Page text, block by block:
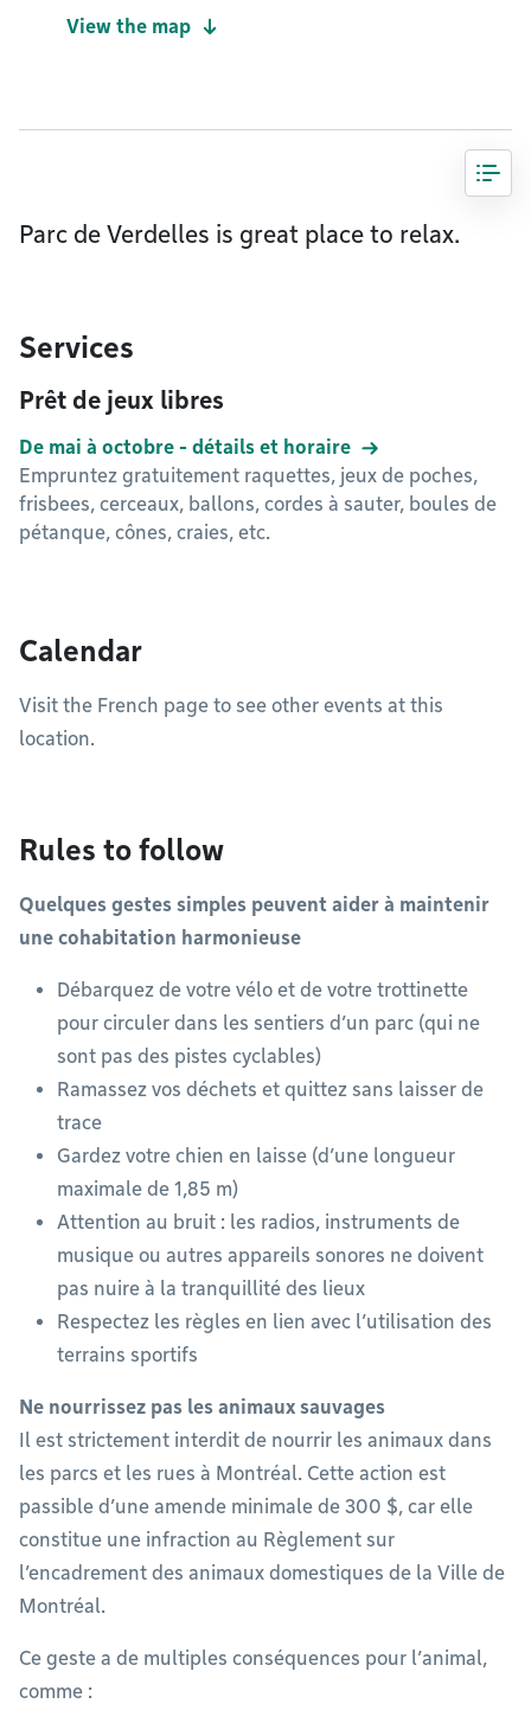
View the map
Parc de Verdelles is great place to relax.
Services
Prêt de jeux libres
De mai à octobre - détails et horaire
Empruntez gratuitement raquettes, jeux de poches,
frisbees, cerceaux, ballons, cordes à sauter, boules de
pétanque, cônes, craies, etc.
Calendar
Visit the French page to see other events at this
location.
Rules to follow
Quelques gestes simples peuvent aider à maintenir
une cohabitation harmonieuse
Débarquez de votre vélo et de votre trottinette
pour circuler dans les sentiers d’un parc (qui ne
sont pas des pistes cyclables)
Ramassez vos déchets et quittez sans laisser de
trace
Gardez votre chien en laisse (d’une longueur
maximale de 1,85 m)
Attention au bruit : les radios, instruments de
musique ou autres appareils sonores ne doivent
pas nuire à la tranquillité des lieux
Respectez les règles en lien avec l’utilisation des
terrains sportifs
Ne nourrissez pas les animaux sauvages
Il est strictement interdit de nourrir les animaux dans
les parcs et les rues à Montréal. Cette action est
passible d’une amende minimale de 300 $, car elle
constitue une infraction au Règlement sur
l’encadrement des animaux domestiques de la Ville de
Montréal.
Ce geste a de multiples conséquences pour l’animal,
comme :